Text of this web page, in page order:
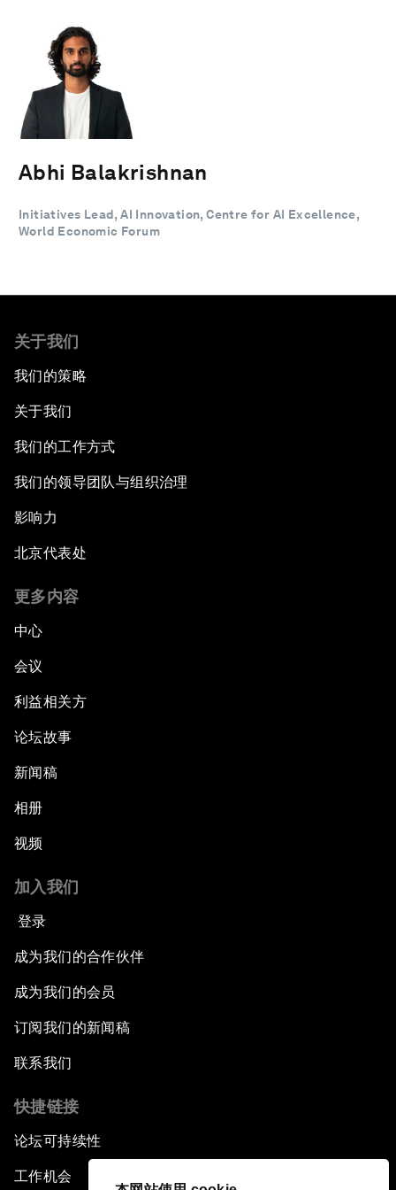
Abhi Balakrishnan
Initiatives Lead, AI Innovation, Centre for AI Excellence,
World Economic Forum
关于我们
我们的策略
关于我们
我们的工作方式
我们的领导团队与组织治理
影响力
北京代表处
更多内容
中心
会议
利益相关方
论坛故事
新闻稿
相册
视频
加入我们
登录
成为我们的合作伙伴
成为我们的会员
订阅我们的新闻稿
联系我们
快捷链接
论坛可持续性
工作机会